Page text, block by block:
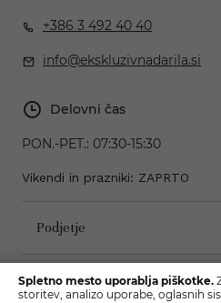
+386 3 492 40 40
info@ekskluzivnadarila.si
Delovni čas
PON.-PET.: 07:30-15:30
Vikendi in prazniki: ZAPRTO
Podjetje
Pogoji poslovanja
Spletno mesto uporablja piškotke.
storitev, analizo uporabe, oglasnih